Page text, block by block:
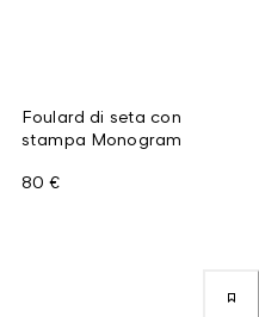
Foulard di seta con
stampa Monogram
80 €